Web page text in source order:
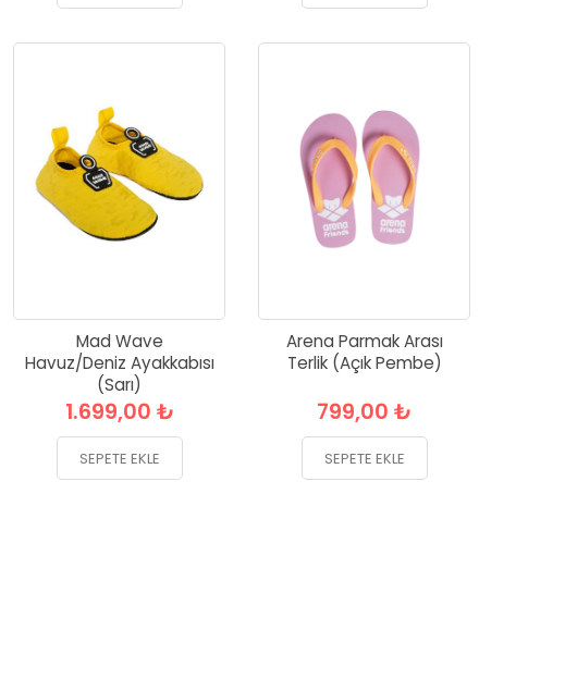
Mad Wave
Havuz/Deniz Ayakkabısı
(Sarı)
1.699,00 ₺
SEPETE EKLE
Arena Parmak Arası
Terlik (Açık Pembe)
799,00 ₺
SEPETE EKLE